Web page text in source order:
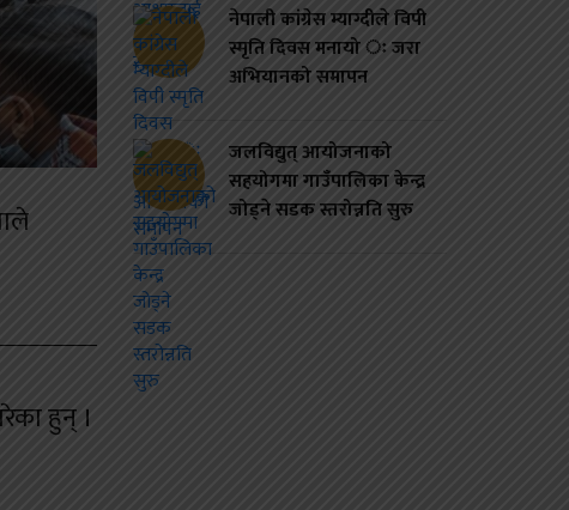
हुन् ।
नेपाली कांग्रेस म्याग्दीले विपी
स्मृति दिवस मनायो ः जरा
अभियानको समापन
जलविद्युत् आयोजनाको
सहयोगमा गाउँपालिका केन्द्र
जोड्ने सडक स्तरोन्नति सुरु